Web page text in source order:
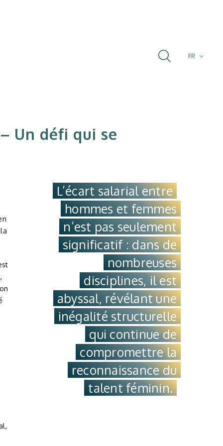
FR
Un défi qui se
L’écart salarial entre
hommes et femmes
n’est pas seulement
significatif : dans de
nombreuses
disciplines, il est
abyssal, révélant une
inégalité structurelle
qui continue de
compromettre la
reconnaissance du
talent féminin.